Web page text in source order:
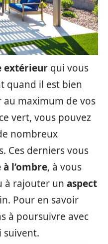
extérieur qui vous
quand il est bien
maximum de vos
vert, vous pouvez
nombreux
Ces derniers vous
l’ombre, à vous
à rajouter un aspect
Pour en savoir
à poursuivre avec
suivent.